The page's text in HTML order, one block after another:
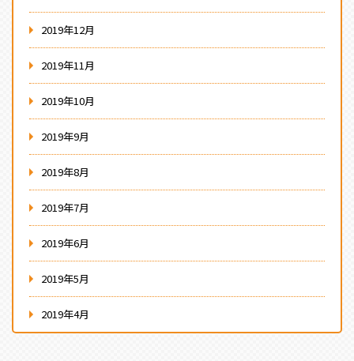
2019年12月
2019年11月
2019年10月
2019年9月
2019年8月
2019年7月
2019年6月
2019年5月
2019年4月